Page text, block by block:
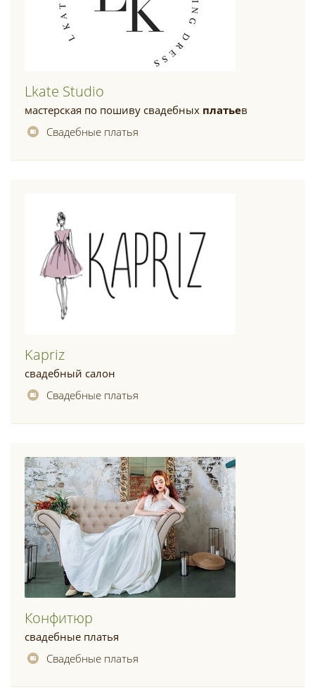
Lkate Studio
мастерская по пошиву свадебных платьев
Свадебные платья
Kapriz
свадебный салон
Свадебные платья
Конфитюр
свадебные платья
Свадебные платья